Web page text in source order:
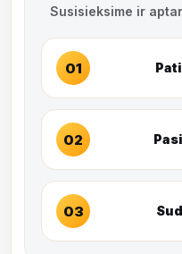
Susisieksime ir
01
02
03